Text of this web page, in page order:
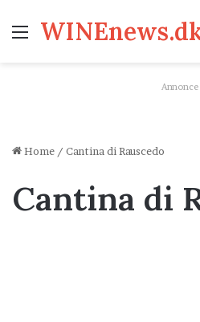
Menu
Annonce
Home / Cantina di Rauscedo
Cantina di